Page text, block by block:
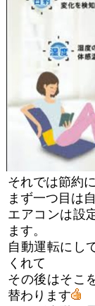
それでは節約
まず一つ目は
エアコンは設
ます。
自動運転にし
くれて
その後はそこ
替わります